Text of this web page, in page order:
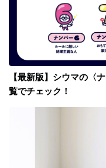
【最新版】シウマの〈
覧でチェック！